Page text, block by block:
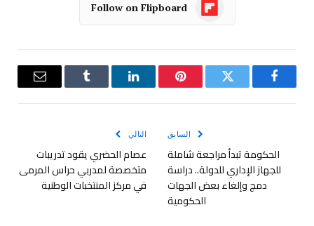
Follow on Flipboard
فيسبوك تويتر بينتيريستلينكدإن Tumblr
البريد
السابق
الحكومة تبدأ مراجعة شاملة
للجهاز الإداري للدولة.. دراسة
دمج وإلغاء بعض الجهات
الحكومية
التالي
عصام الحضري يقود تدريبات
متخصصة لمدربي حراس المرمى
في مركز المنتخبات الوطنية